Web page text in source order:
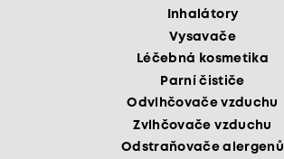
Inhalátory
Vysavače
Léčebná kosmetika
Parní čističe
Odvlhčovače vzduchu
Zvlhčovače vzduchu
Odstraňovače alergenů